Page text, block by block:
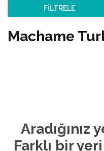
FİLTRELE
Machame
Aradığınız
Farklı bir